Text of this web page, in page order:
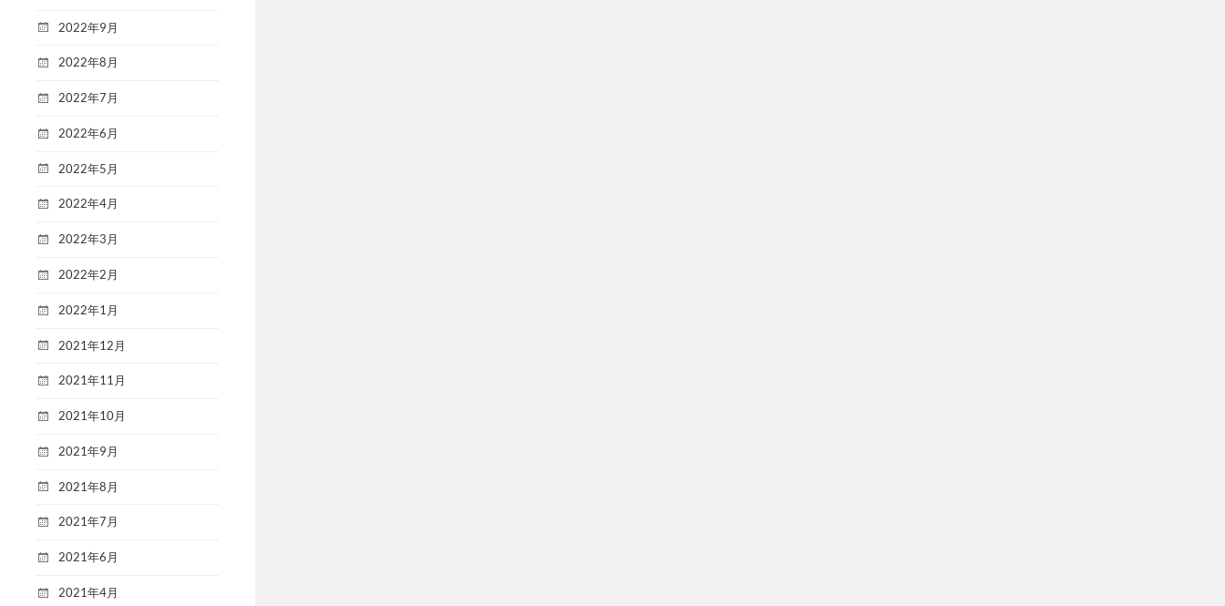
2022年9月
2022年8月
2022年7月
2022年6月
2022年5月
2022年4月
2022年3月
2022年2月
2022年1月
2021年12月
2021年11月
2021年10月
2021年9月
2021年8月
2021年7月
2021年6月
2021年4月